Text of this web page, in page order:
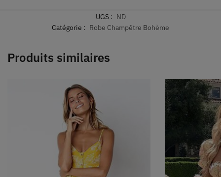
UGS : ND
Catégorie : Robe Champêtre Bohème
Produits similaires